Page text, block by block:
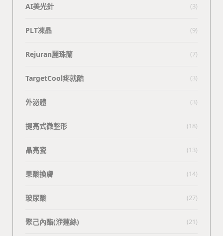
AI美光針 (3)
PLT凍晶 (9)
Rejuran麗珠蘭 (7)
TargetCool疼就酷 (3)
外泌體 (3)
提亮式微整形 (18)
晶亮瓷 (13)
果酸換膚 (14)
玻尿酸 (27)
聚己內酯(洢蓮絲) (21)